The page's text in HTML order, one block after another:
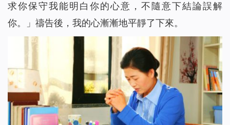
求你保守我能明白你的心意，不隨意下結論誤解
你。」禱告後，我的心漸漸地平靜了下來。